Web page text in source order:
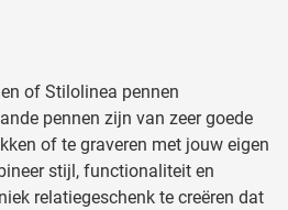
of Stilolinea pennen
pennen zijn van zeer goede
of te graveren met jouw eigen
stijl, functionaliteit en
relatiegeschenk te creëren dat